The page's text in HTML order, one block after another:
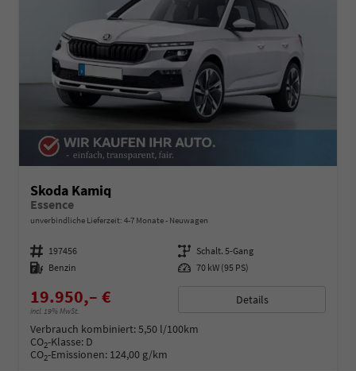
Skoda Kamiq
Essence
unverbindliche Lieferzeit: 4-7 Monate Neuwagen
Fahrzeugnummer 197456 Getriebe Schalt. 5-Gang
Kraftstoff Benzin Leistung 70 kW (95 PS)
19.950,– €
incl. 19% MwSt.
Details
Verbrauch kombiniert:5,50 l/100km
CO2-Klasse: D
CO2-Emissionen: 124,00 g/km